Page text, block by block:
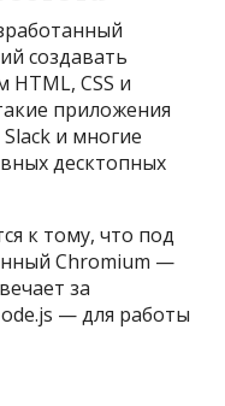
создавать
CSS и
приложения
и многие
десктопных
к тому, что под
Chromium —
за
— для работы